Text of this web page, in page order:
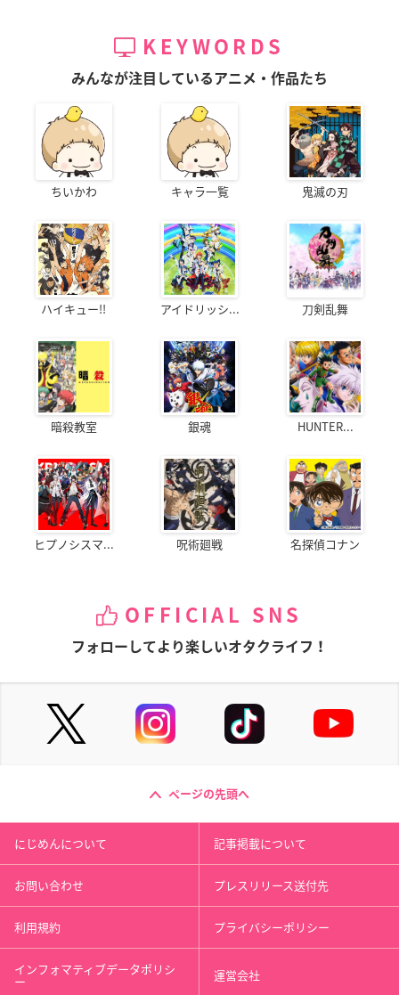
KEYWORDS
みんなが注目しているアニメ・作品たち
ちいかわ キャラ一覧 鬼滅の刃
ハイキュー!! アイドリッシ... 刀剣乱舞
暗殺教室 銀魂 HUNTER...
ヒプノシスマ... 呪術廻戦 名探偵コナン
OFFICIAL SNS
フォローしてより楽しいオタクライフ！
ページの先頭へ
にじめんについて 記事掲載について
お問い合わせ プレスリリース送付先
利用規約 プライバシーポリシー
インフォマティブデータポリシ
ー 運営会社